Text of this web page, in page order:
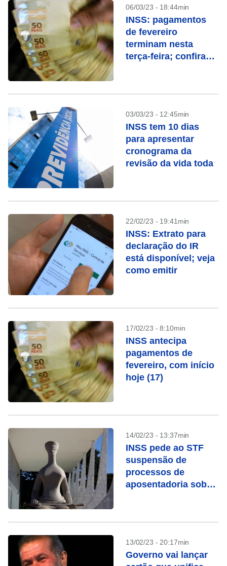
06/03/23 - 18:44min
INSS: pagamentos
de fevereiro
terminam nesta
terça-feira; confira
03/03/23 - 12:45min
INSS tem 10 dias
para apresentar
cronograma da
revisão da vida toda
22/02/23 - 19:41min
INSS: Extrato para
declaração do IR
está disponível; veja
como emitir
17/02/23 - 8:10min
INSS antecipa
pagamentos de
fevereiro, com início
hoje (17)
14/02/23 - 13:37min
INSS pede ao STF
suspensão de
processos de
aposentadoria sob
13/02/23 - 20:17min
Governo vai lançar